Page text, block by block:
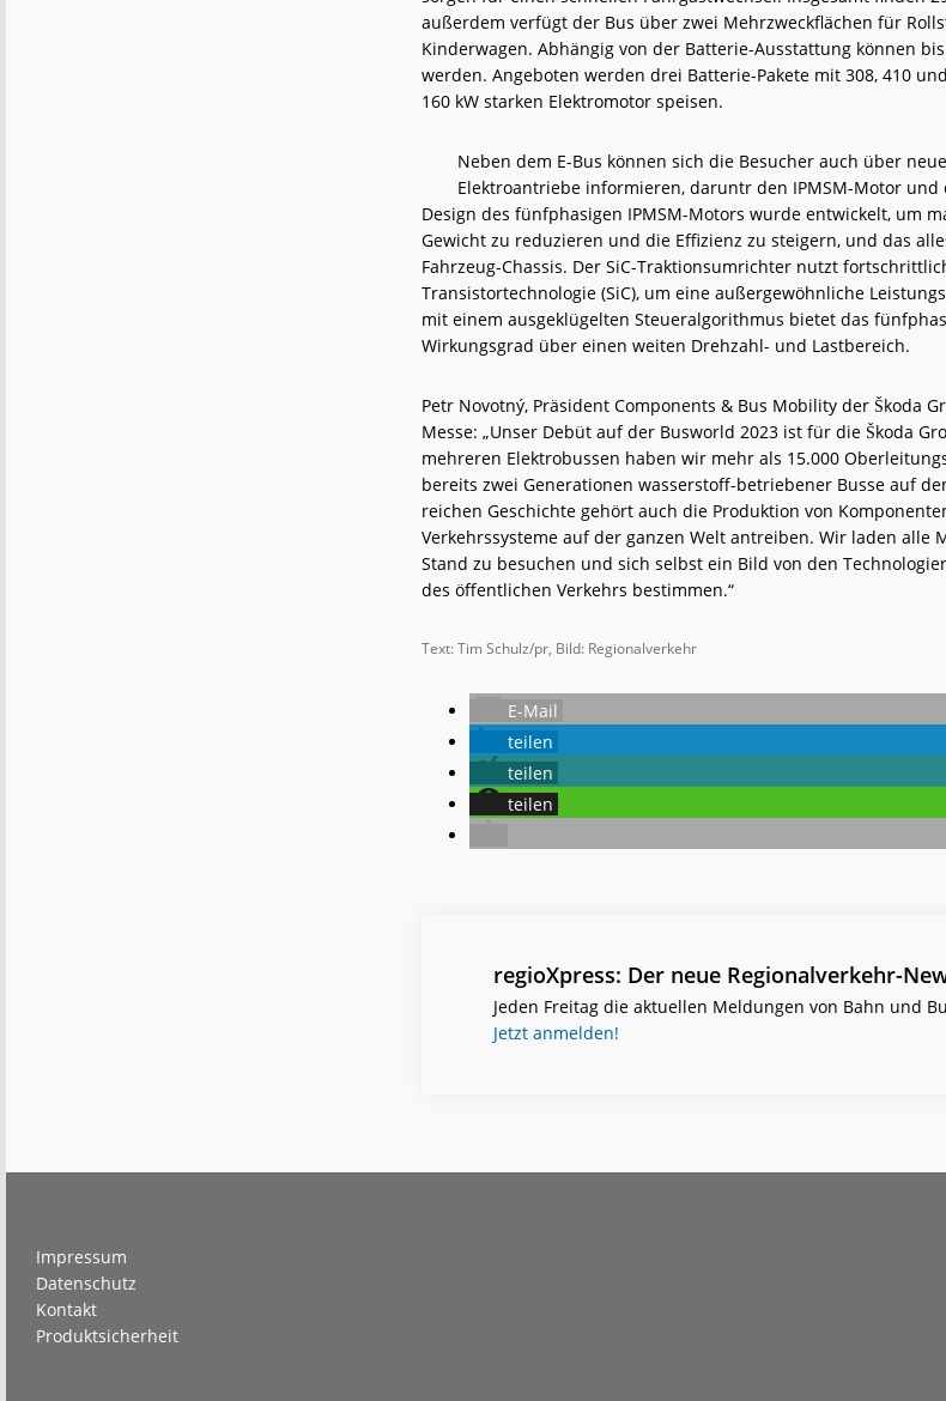
außerdem verfügt der Bus über zwei Mehrzweckflächen für
Kinderwagen. Abhängig von der Batterie-Ausstattung können
werden. Angeboten werden drei Batterie-Pakete mit 308, 410
160 kW starken Elektromotor speisen.
Neben dem E-Bus können sich die Besucher auch über
Elektroantriebe informieren, daruntr den IPMSM-Motor und
Design des fünfphasigen IPMSM-Motors wurde entwickelt, um
Gewicht zu reduzieren und die Effizienz zu steigern, und das
Fahrzeug-Chassis. Der SiC-Traktionsumrichter nutzt
Transistortechnologie (SiC), um eine außergewöhnliche
mit einem ausgeklügelten Steueralgorithmus bietet das
Wirkungsgrad über einen weiten Drehzahl- und Lastbereich.
Petr Novotný, Präsident Components & Bus Mobility der Škoda
Messe: „Unser Debüt auf der Busworld 2023 ist für die Škoda
mehreren Elektrobussen haben wir mehr als 15.000
bereits zwei Generationen wasserstoff-betriebener Busse auf
reichen Geschichte gehört auch die Produktion von
Verkehrssysteme auf der ganzen Welt antreiben. Wir laden alle
Stand zu besuchen und sich selbst ein Bild von den
des öffentlichen Verkehrs bestimmen.“
Text: Tim Schulz/pr, Bild: Regionalverkehr
E-Mail
teilen
teilen
teilen
regioXpress: Der neue Regionalverkehr-
Jeden Freitag die aktuellen Meldungen von Bahn und
Jetzt anmelden!
Impressum
Datenschutz
Kontakt
Produktsicherheit